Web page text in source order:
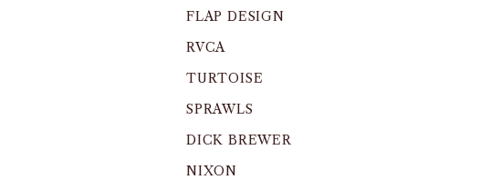
FLAP DESIGN
RVCA
TURTOISE
SPRAWLS
DICK BREWER
NIXON